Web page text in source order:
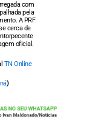
com
pela
A PRF
cerca de
oficial.
TN Online
)